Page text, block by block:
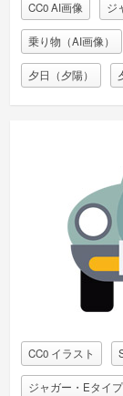
CC0 AI画像 ジ
乗り物（AI画像）
夕日（夕陽）
CC0 イラスト
ジャガー・Eタイプ